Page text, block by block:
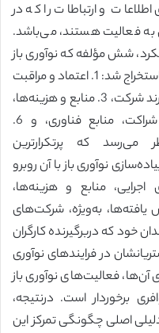
و ارتباطات را که در
به فعالیت هستند، می‌باشد.
شش مؤلفه که نوآوری باز
را به‌طور منفی تحت تأثیر قرار می‌دادند استخراج شد: 1. اعتماد و مراقبت
و نگهداری، 2. منابع انسانی، تصویر و برند شرکت، 3. منابع و هزینه‌ها،
4.سازمان‌دهی و مدیریت، 5. بازار، شراکت، منابع فناوری، و 6.
که پرتکرارترین
نوآوری باز با آن روبرو
منابع و هزینه‌ها،
به‌ویژه، شرکت‌های
خود که دربرگیرنده کارگران
در فرایندهای نوآوری
آن‌ها، فعالیت‌های نوآوری باز
برخوردار است. درنتیجه،
اصلی چگونگی تمرکز این